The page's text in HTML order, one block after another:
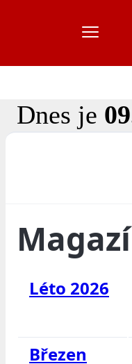
Dnes je
Léto 2026
Březen